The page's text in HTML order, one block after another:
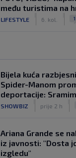
među turistima na
LIFESTYLE 6. kol. 1
Bijela kuća
Spider-Manom
deportacije:
SHOWBIZ prije 2 h
Ariana Grande se
iz javnosti: "Dosta
izgledu"